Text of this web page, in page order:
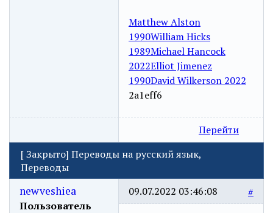
Matthew Alston
1990William Hicks
1989Michael Hancock
2022Elliot Jimenez
1990David Wilkerson 2022
2a1eff6
Перейти
[Закрыто] Переводы на русский язык,
Переводы
newveshiea
Пользователь
#
09.07.2022 03:46:08